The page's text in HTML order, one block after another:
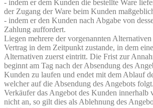
- indem er dem Kunden die bestellte Ware
der Zugang der Ware beim Kunden
- indem er den Kunden nach Abgabe von
Zahlung auffordert.
Liegen mehrere der vorgenannten
Vertrag in dem Zeitpunkt zustande, in dem
Alternativen zuerst eintritt. Die Frist zur
beginnt am Tag nach der Absendung des
Kunden zu laufen und endet mit dem Ablauf
welcher auf die Absendung des Angebots
Verkäufer das Angebot des Kunden innerhalb
nicht an, so gilt dies als Ablehnung des